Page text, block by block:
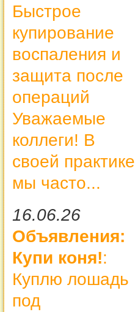
Быстрое
купирование
воспаления и
защита после
операций
Уважаемые
коллеги! В
своей практике
мы часто...
16.06.26
Объявления:
Купи коня!:
Куплю лошадь
под